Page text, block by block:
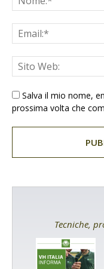
Salva il mio nome,
prossima volta che
Tecniche,